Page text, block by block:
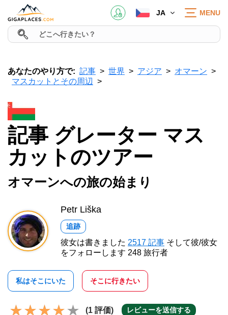
JA MENU
あなたのやり方で: 記事 世界 アジア
オマーン
マスカットとその周辺
記事 グレーター マス
カットのツアー
オマーンへの旅の始まり
Petr Liška
追跡
彼女は書きました 2517 記事 そして彼/彼女
をフォローします 248 旅行者
私はそこにいた そこに行きたい
(1 評価) レビューを送信する